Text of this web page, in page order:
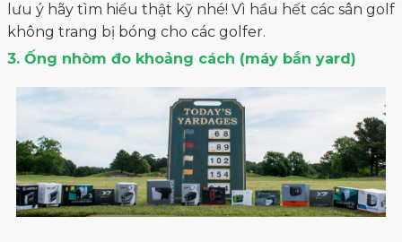
lưu ý hãy tìm hiểu thật kỹ nhé! Vì hầu hết các sân golf
không trang bị bóng cho các golfer.
3. Ống nhòm đo khoảng cách (máy bắn yard)